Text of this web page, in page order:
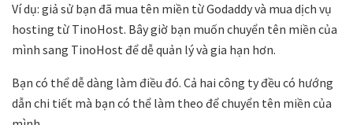
Ví dụ: giả sử bạn đã mua tên miền từ Godaddy và mua dịch vụ
hosting từ TinoHost. Bây giờ bạn muốn chuyển tên miền của
mình sang TinoHost để dễ quản lý và gia hạn hơn.
Bạn có thể dễ dàng làm điều đó. Cả hai công ty đều có hướng
dẫn chi tiết mà bạn có thể làm theo để chuyển tên miền của